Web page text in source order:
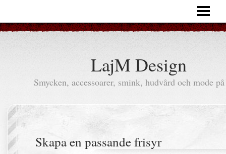
ARTIKLAR
LajM Design
Smycken, accessoarer, smink, hudvård och mode
Skapa en passande frisyr